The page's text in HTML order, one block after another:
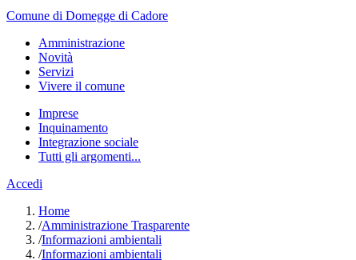
Comune di Domegge di Cadore
Amministrazione
Novità
Servizi
Vivere il comune
Imprese
Inquinamento
Integrazione sociale
Tutti gli argomenti...
Accedi
Home
/Amministrazione Trasparente
/Informazioni ambientali
/Informazioni ambientali